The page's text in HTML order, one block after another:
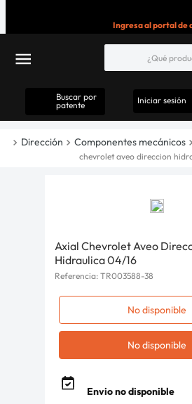
Ingresa al portal de
Buscar por
patente
Iniciar sesión
Dirección Componentes mecánicos
chevrolet aveo direccion
Axial Chevrolet Aveo
Hidraulica 04/16
Referencia: TR003588-38
No disponible
No disponible
Envio no disponible